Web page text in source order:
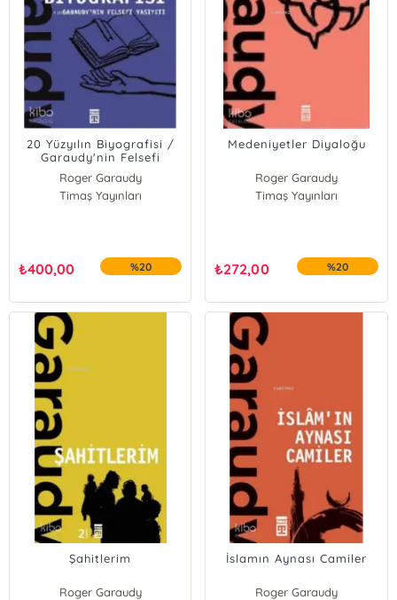
20 Yüzyılın Biyografisi /
Garaudy'nin Felsefi
Vasiyeti
Roger Garaudy
Timaş Yayınları
₺400,00 %20
Medeniyetler Diyaloğu
Roger Garaudy
Timaş Yayınları
₺272,00 %20
Şahitlerim
Roger Garaudy
İslamın Aynası Camiler
Roger Garaudy